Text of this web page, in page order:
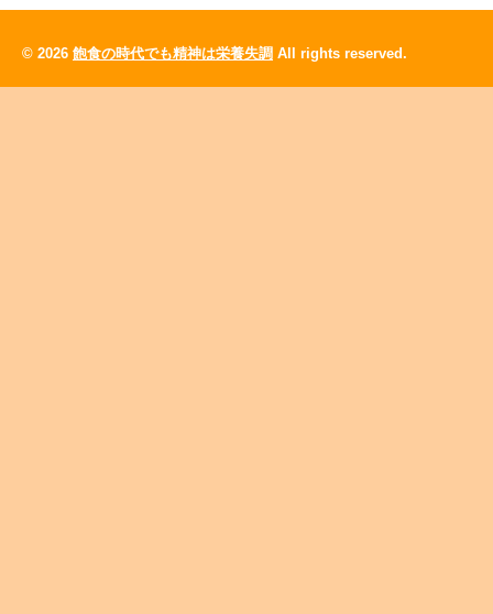
© 2026 飽食の時代でも精神は栄養失調 All rights reserved.